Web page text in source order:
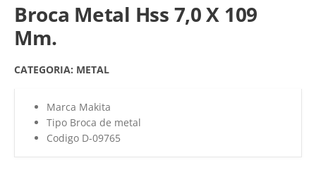
Broca Metal Hss 7,0 X 109
Mm.
CATEGORIA: METAL
Marca Makita
Tipo Broca de metal
Codigo D-09765